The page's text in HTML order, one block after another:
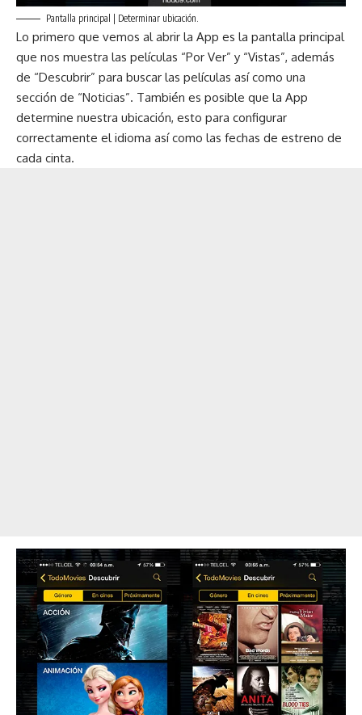
Pantalla principal | Determinar ubicación.
Lo primero que vemos al abrir la App es la pantalla principal
que nos muestra las películas “Por Ver” y “Vistas”, además
de “Descubrir” para buscar las películas así como una
sección de “Noticias”. También es posible que la App
determine nuestra ubicación, esto para configurar
correctamente el idioma así como las fechas de estreno de
cada cinta.